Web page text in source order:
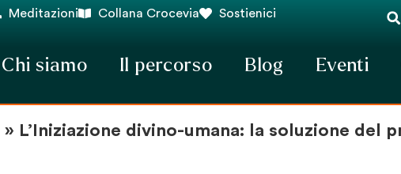
Meditazioni Collana Crocevia Sostienici
Chi siamo Il percorso Blog Eventi
» L’Iniziazione divino-umana: la soluzione del